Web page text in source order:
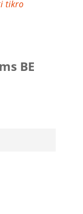
tikro
BE